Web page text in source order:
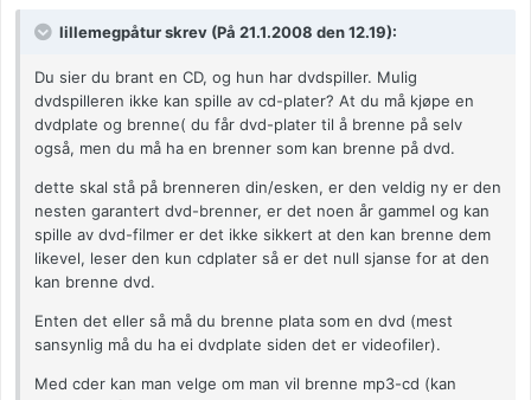
lillemegpåtur skrev (På 21.1.2008 den 12.19):
Du sier du brant en CD, og hun har dvdspiller. Mulig
dvdspilleren ikke kan spille av cd-plater? At du må kjøpe en
dvdplate og brenne( du får dvd-plater til å brenne på selv
også, men du må ha en brenner som kan brenne på dvd.
dette skal stå på brenneren din/esken, er den veldig ny er den
nesten garantert dvd-brenner, er det noen år gammel og kan
spille av dvd-filmer er det ikke sikkert at den kan brenne dem
likevel, leser den kun cdplater så er det null sjanse for at den
kan brenne dvd.
Enten det eller så må du brenne plata som en dvd (mest
sansynlig må du ha ei dvdplate siden det er videofiler).
Med cder kan man velge om man vil brenne mp3-cd (kan